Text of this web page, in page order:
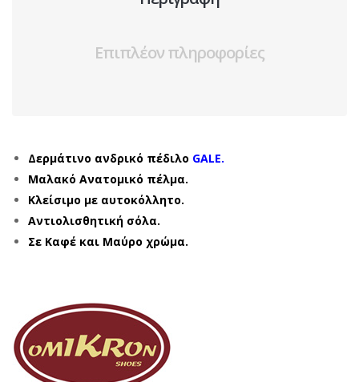
Επιπλέον πληροφορίες
Δερμάτινο ανδρικό πέδιλο GALE.
Μαλακό Ανατομικό πέλμα.
Κλείσιμο με αυτοκόλλητο.
Αντιολισθητική σόλα.
Σε Καφέ και Μαύρο χρώμα.